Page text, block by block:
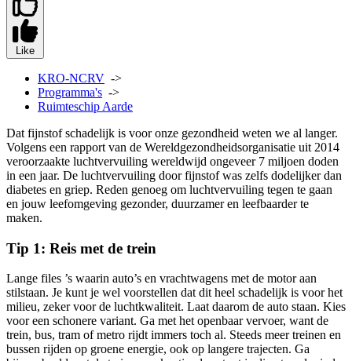
Like
KRO-NCRV ->
Programma's ->
Ruimteschip Aarde
Dat fijnstof schadelijk is voor onze gezondheid weten we al langer.
Volgens een rapport van de Wereldgezondheidsorganisatie uit 2014
veroorzaakte luchtvervuiling wereldwijd ongeveer 7 miljoen doden
in een jaar. De luchtvervuiling door fijnstof was zelfs dodelijker dan
diabetes en griep. Reden genoeg om luchtvervuiling tegen te gaan
en jouw leefomgeving gezonder, duurzamer en leefbaarder te
maken.
Tip 1: Reis met de trein
Lange files ’s waarin auto’s en vrachtwagens met de motor aan
stilstaan. Je kunt je wel voorstellen dat dit heel schadelijk is voor het
milieu, zeker voor de luchtkwaliteit. Laat daarom de auto staan. Kies
voor een schonere variant. Ga met het openbaar vervoer, want de
trein, bus, tram of metro rijdt immers toch al. Steeds meer treinen en
bussen rijden op groene energie, ook op langere trajecten. Ga